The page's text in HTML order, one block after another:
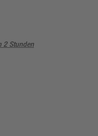
2 Stunden